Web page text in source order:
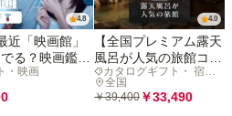
4.8
近「映画館」
る？映画鑑賞
ギフトで映画
験を贈ろう
・映画
4.0
【全国プレミアム露天
風呂が人気の旅館コレ
クション】宿泊カタロ
グギフト: 掲載数
1,000+施設〜
カタログギフト・ 宿泊
ギフト
全国
￥39,400 ￥33,490